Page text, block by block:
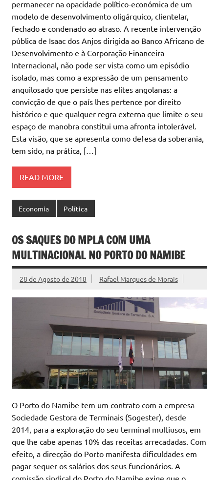
permanecer na opacidade político-económica de um
modelo de desenvolvimento oligárquico, clientelar,
fechado e condenado ao atraso. A recente intervenção
pública de Isaac dos Anjos dirigida ao Banco Africano de
Desenvolvimento e à Corporação Financeira
Internacional, não pode ser vista como um episódio
isolado, mas como a expressão de um pensamento
anquilosado que persiste nas elites angolanas: a
convicção de que o país lhes pertence por direito
histórico e que qualquer regra externa que limite o seu
espaço de manobra constitui uma afronta intolerável.
Esta visão, que se apresenta como defesa da soberania,
tem sido, na prática, […]
READ MORE
Economia Política
OS SAQUES DO MPLA COM UMA
MULTINACIONAL NO PORTO DO NAMIBE
28 de Agosto de 2018 Rafael Marques de Morais
O Porto do Namibe tem um contrato com a empresa
Sociedade Gestora de Terminais (Sogester), desde
2014, para a exploração do seu terminal multiusos, em
que lhe cabe apenas 10% das receitas arrecadadas. Com
efeito, a direcção do Porto manifesta dificuldades em
pagar sequer os salários dos seus funcionários. A
comissão sindical do Porto do Namibe exige que o